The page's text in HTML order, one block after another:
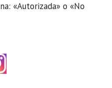
«Autorizada» o «No